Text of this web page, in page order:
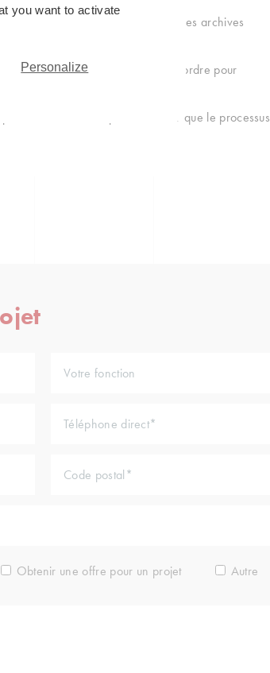
incinération ou déchiquetage. Les archives
aussi être détruit.
est remis au donneur d’ordre pour
confirmé pour s’assurer que le processus
Obtenir une offre pour un projet Autre
you want to activate
Personalize